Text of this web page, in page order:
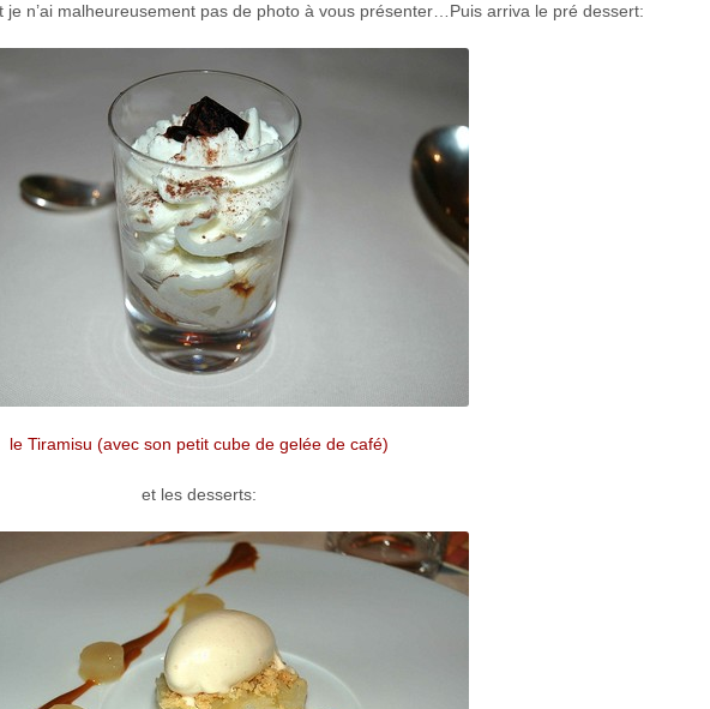
n’ai malheureusement pas de photo à vous présenter…Puis arriva le pré dessert:
le Tiramisu (avec son petit cube de gelée de café)
et les desserts: